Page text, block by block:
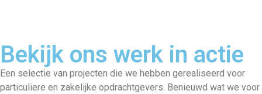
Bekijk ons werk in actie
Een selectie van projecten die we hebben gerealiseerd voor
particuliere en zakelijke opdrachtgevers. Benieuwd wat we voor